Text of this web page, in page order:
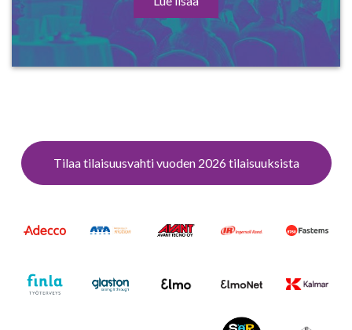
Tilaa tilaisuusvahti vuoden 2026 tilaisuuksista